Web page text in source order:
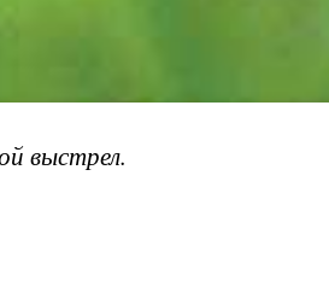
выстрел.